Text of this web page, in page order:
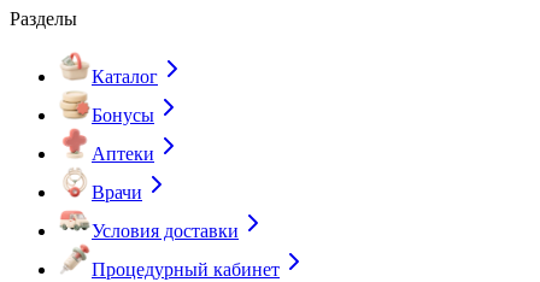
Разделы
Каталог
Бонусы
Аптеки
Врачи
Условия доставки
Процедурный кабинет